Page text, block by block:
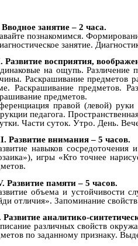
занятие – 2 часа.
познакомимся.
занятие.
Развитие восприятия,
на ощупь. Различение
Раскрашивание предметов
Раскрашивание предметов.
предметов.
правой (левой)
педагога.
Части суток. Утро. День.
Развитие внимания – 5 часов.
навыков
игры «Кто точнее
Развитие памяти – 5 часов.
объема и устойчивости
отличия». Запоминание
Развитие аналитико-
различных свойств
по заданному признаку.